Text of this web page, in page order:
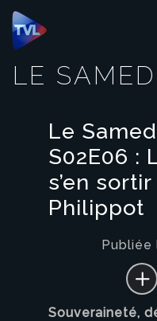
Panneau de gestion
LE
Le
S02E06 :
s’en
Philippot
Souveraineté,